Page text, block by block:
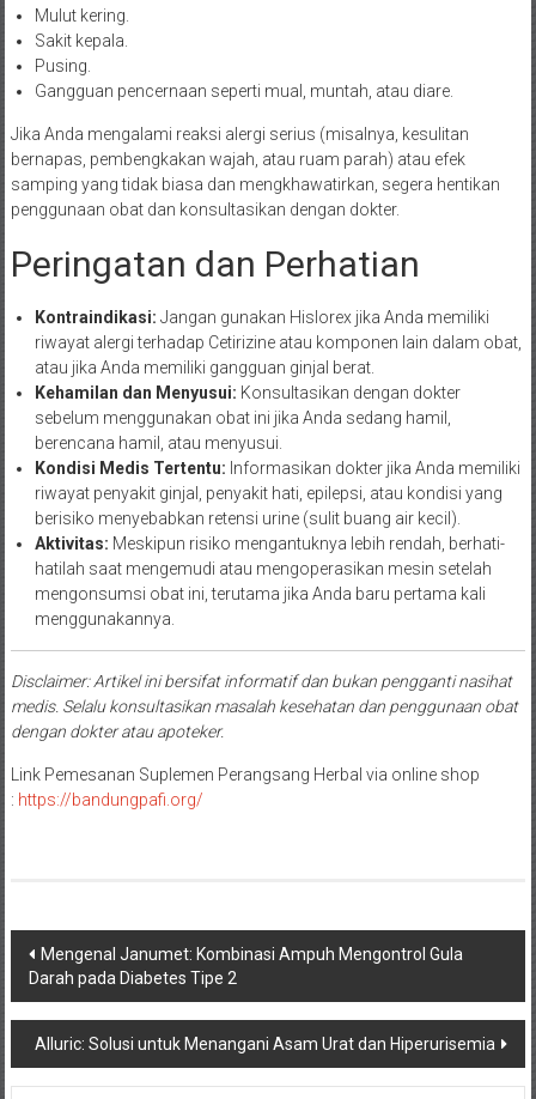
Mulut kering.
Sakit kepala.
Pusing.
Gangguan pencernaan seperti mual, muntah, atau diare.
Jika Anda mengalami reaksi alergi serius (misalnya, kesulitan
bernapas, pembengkakan wajah, atau ruam parah) atau efek
samping yang tidak biasa dan mengkhawatirkan, segera hentikan
penggunaan obat dan konsultasikan dengan dokter.
Peringatan dan Perhatian
Kontraindikasi: Jangan gunakan Hislorex jika Anda memiliki
riwayat alergi terhadap Cetirizine atau komponen lain dalam obat,
atau jika Anda memiliki gangguan ginjal berat.
Kehamilan dan Menyusui: Konsultasikan dengan dokter
sebelum menggunakan obat ini jika Anda sedang hamil,
berencana hamil, atau menyusui.
Kondisi Medis Tertentu: Informasikan dokter jika Anda memiliki
riwayat penyakit ginjal, penyakit hati, epilepsi, atau kondisi yang
berisiko menyebabkan retensi urine (sulit buang air kecil).
Aktivitas: Meskipun risiko mengantuknya lebih rendah, berhati-
hatilah saat mengemudi atau mengoperasikan mesin setelah
mengonsumsi obat ini, terutama jika Anda baru pertama kali
menggunakannya.
Disclaimer: Artikel ini bersifat informatif dan bukan pengganti nasihat
medis. Selalu konsultasikan masalah kesehatan dan penggunaan obat
dengan dokter atau apoteker.
Link Pemesanan Suplemen Perangsang Herbal via online shop
: https://bandungpafi.org/
Navigasi
pos
Mengenal Janumet: Kombinasi Ampuh Mengontrol Gula
Darah pada Diabetes Tipe 2
Alluric: Solusi untuk Menangani Asam Urat dan Hiperurisemia